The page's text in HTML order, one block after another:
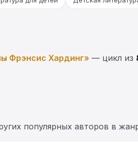
Фрэнсис Хардинг» — цикл из
популярных авторов в